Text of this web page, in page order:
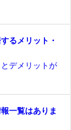
るメリット・
デメリットが
一覧はありま